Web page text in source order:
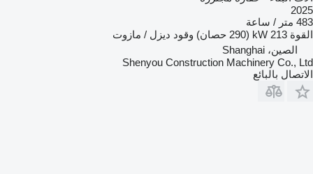
2025
483 متر / ساعة
القوة 213 kW (290 حصان) وقود ديزل / مازوت
الصين، Shanghai
Shenyou Construction Machinery Co., Ltd
الاتصال بالبائع